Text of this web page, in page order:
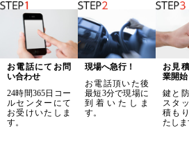
お電話にてお問
い合わせ
24時間365日コー
ルセンターにて
お受けいたしま
す。
現場へ急行！
お電話頂いた後
最短3分で現場に
到着いたしま
す。
お見
業開始
鍵と
スタ
積も
たしま